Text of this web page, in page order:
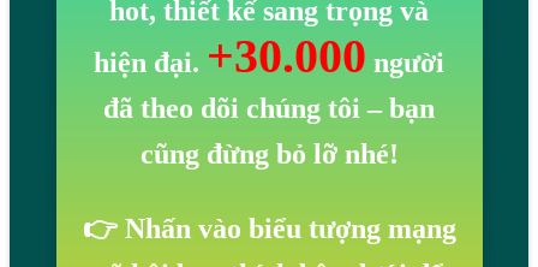
hot, thiết kế sang trọng và
hiện đại. +30.000 người
đã theo dõi chúng tôi– bạn
cũng đừng bỏ lỡ nhé!
👉 Nhấn vào biểu tượng mạng